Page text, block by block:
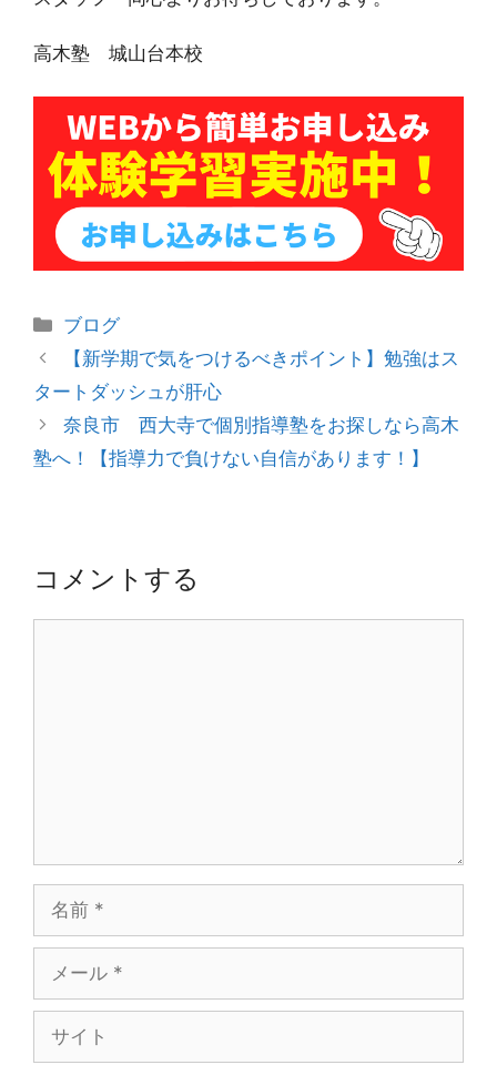
高木塾 城山台本校
カ
テ
リ
ー
ブログ
投
稿
ゲ
ン
【新学期で気をつけるべきポイント】勉強はス
タートダッシュが肝心
奈良市 西大寺で個別指導塾をお探しなら高木
塾へ！【指導力で負けない自信があります！】
コメントする
ル